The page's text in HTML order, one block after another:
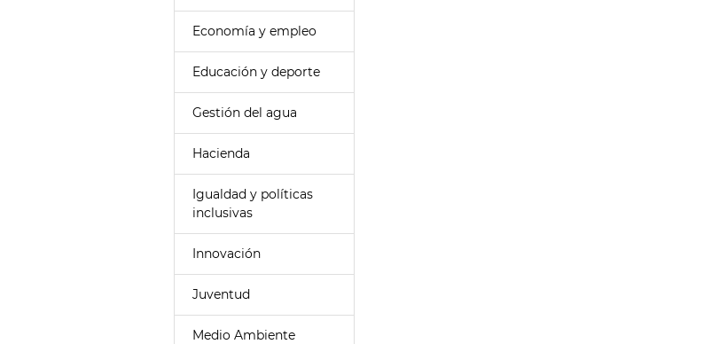
Economía y empleo
Educación y deporte
Gestión del agua
Hacienda
Igualdad y políticas
inclusivas
Innovación
Juventud
Medio Ambiente